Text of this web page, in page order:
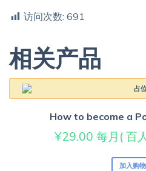
访问次数: 691
相关产品
How to become a
¥29.00 每月( 百
加入购